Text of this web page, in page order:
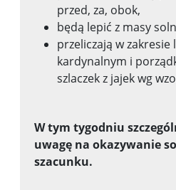
przed, za, obok,
będą lepić z masy
przeliczają w zakresie
kardynalnym i
szlaczek z jajek wg
W tym tygodniu
uwagę na okazywanie
szacunku.